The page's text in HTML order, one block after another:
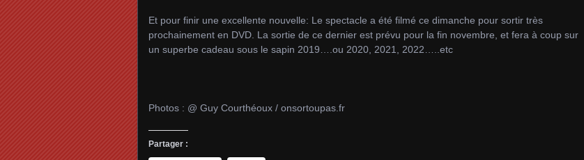
Et pour finir une excellente nouvelle: Le spectacle a été filmé ce dimanche pour sortir très
prochainement en DVD. La sortie de ce dernier est prévu pour la fin novembre, et fera à coup sur
un superbe cadeau sous le sapin 2019….ou 2020, 2021, 2022…..etc
Photos : @ Guy Courthéoux / onsortoupas.fr
Partager :